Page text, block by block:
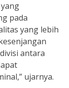
pada
yang lebih
antara
ujarnya.